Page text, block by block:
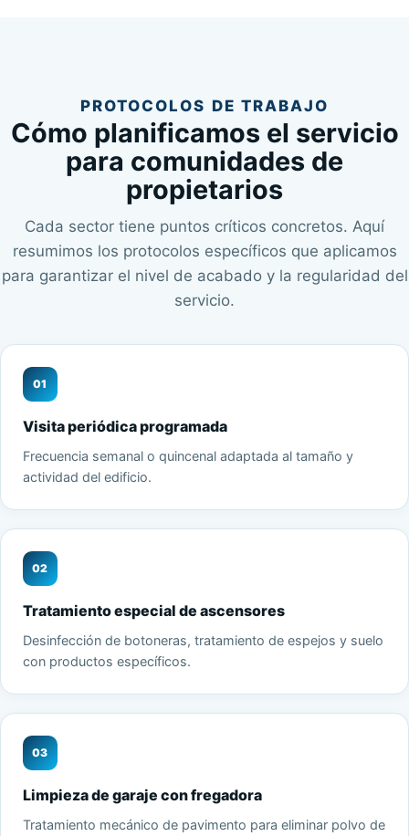
PROTOCOLOS DE TRABAJO
Cómo planificamos el servicio
para comunidades de
propietarios
Cada sector tiene puntos críticos concretos. Aquí
resumimos los protocolos específicos que aplicamos
para garantizar el nivel de acabado y la regularidad del
servicio.
01
Visita periódica programada
Frecuencia semanal o quincenal adaptada al tamaño y
actividad del edificio.
02
Tratamiento especial de ascensores
Desinfección de botoneras, tratamiento de espejos y suelo
con productos específicos.
03
Limpieza de garaje con fregadora
Tratamiento mecánico de pavimento para eliminar polvo de